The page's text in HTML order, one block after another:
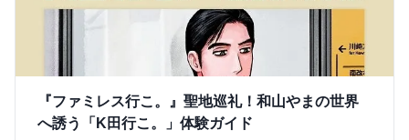
『ファミレス行こ。』聖地巡礼！和山やまの世界
へ誘う「K田行こ。」体験ガイド